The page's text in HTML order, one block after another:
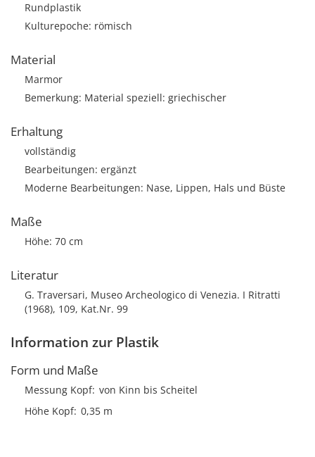
Rundplastik
Kulturepoche: römisch
Material
Marmor
Bemerkung: Material speziell: griechischer
Erhaltung
vollständig
Bearbeitungen: ergänzt
Moderne Bearbeitungen: Nase, Lippen, Hals und Büste
Maße
Höhe: 70 cm
Literatur
G. Traversari, Museo Archeologico di Venezia. I Ritratti
(1968), 109, Kat.Nr. 99
Information zur Plastik
Form und Maße
Messung Kopf von Kinn bis Scheitel
Höhe Kopf 0,35 m